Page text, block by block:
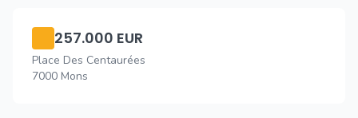
257.000 EUR
Place Des Centaurées
7000 Mons